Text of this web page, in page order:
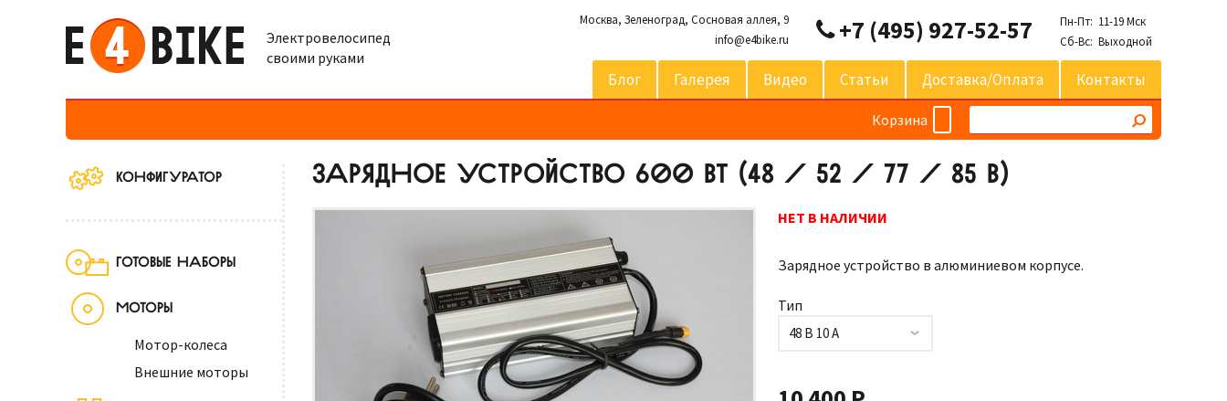
Электровелосипед
своими руками
Москва, Зеленоград, Сосновая аллея, 9
info@e4bike.ru
+7 (495) 927-52-57
Пн-Пт: 11-19 Мск
Сб-Вс: Выходной
Блог Галерея Видео Статьи Доставка/оплата Контакты
Корзина
КОНФИГУРАТОР
ГОТОВЫЕ НАБОРЫ
МОТОРЫ
Мотор-колеса
Внешние моторы
ЗАРЯДНОЕ УСТРОЙСТВО 600 ВТ (48 / 52 / 77 / 85 В)
НЕТ В НАЛИЧИИ
Зарядное устройство в алюминиевом корпусе.
Тип
48 В 10 А